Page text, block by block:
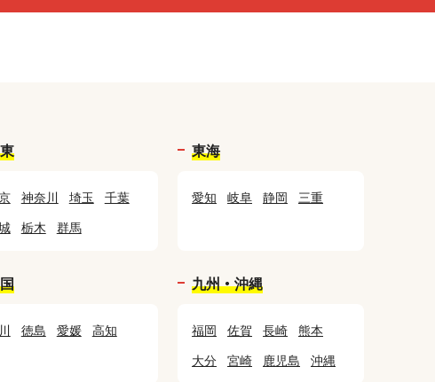
神奈川 埼玉
千葉
栃木 群馬
東海
愛知 岐阜 静岡 三重
徳島 愛媛 高知
九州・沖縄
福岡 佐賀 長崎
熊本
大分
宮崎 鹿児島 沖縄